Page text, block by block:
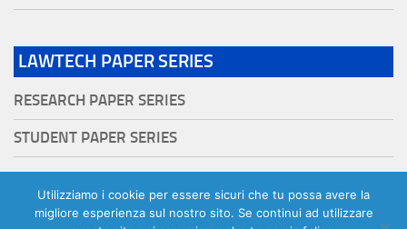
LAWTECH PAPER SERIES
RESEARCH PAPER SERIES
STUDENT PAPER SERIES
Utilizziamo i cookie per essere sicuri che tu possa avere la
migliore esperienza sul nostro sito. Se continui ad utilizzare